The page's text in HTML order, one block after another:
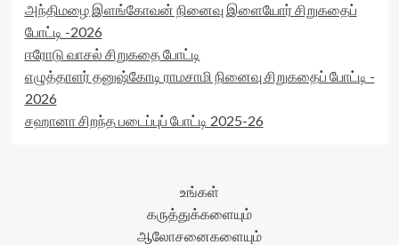
அந்திமழை இளங்கோவன் நினைவு இளையோர் சிறுகதைப்
போட்டி -2026
ஈரோடு வாசல் சிறுகதை போட்டி
எழுத்தாளர் தனுஷ்கோடி ராமசாமி நினைவு சிறுகதைப் போட்டி -
2026
சஹானா சிறந்த படைப்புப் போட்டி 2025-26
உங்கள்
கருத்துக்களையும்
ஆலோசனைகளையும்